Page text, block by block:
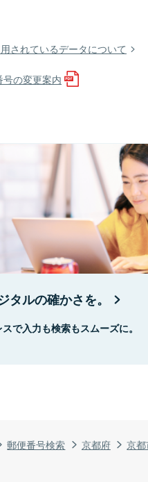
郵便番号検索 京都府
京
されているデータについて
の変更案内
タルの確かさを。
で入力も検索もスムーズに。